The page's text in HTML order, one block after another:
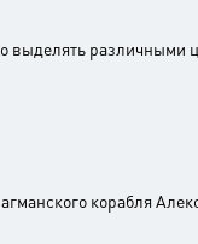
различными
корабля